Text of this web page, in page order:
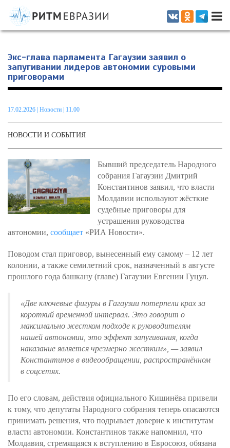
Информационно-аналитическое издание, посвященное актуальным
проблемам интеграции на постсоветском пространстве
Экс-глава парламента Гагаузии заявил о
запугивании лидеров автономии суровыми
приговорами
17.02.2026 Новости | 11.00
НОВОСТИ И СОБЫТИЯ
Бывший председатель Народного
собрания Гагаузии Дмитрий
Константинов заявил, что власти
Молдавии используют жёсткие
судебные приговоры для
устрашения руководства
автономии, сообщает «РИА Новости».
Поводом стал приговор, вынесенный ему самому – 12 лет
колонии, а также семилетний срок, назначенный в августе
прошлого года башкану (главе) Гагаузии Евгении Гуцул.
«Две ключевые фигуры в Гагаузии потерпели крах за
короткий временной интервал. Это говорит о
максимально жестком подходе к руководителям
нашей автономии, это эффект запугивания, когда
наказание является чрезмерно жестким» , — заявил
Константинов в видеообращении, распространённом
в соцсетях.
По его словам, действия официального Кишинёва привели
к тому, что депутаты Народного собрания теперь опасаются
принимать решения, что подрывает доверие к институтам
власти автономии. Константинов также напомнил, что
Молдавия, стремящаяся к вступлению в Евросоюз, обязана